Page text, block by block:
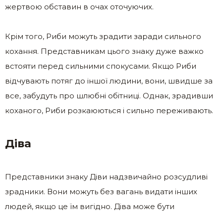
жертвою обставин в очах оточуючих.
Крім того, Риби можуть зрадити заради сильного
кохання. Представникам цього знаку дуже важко
встояти перед сильними спокусами. Якщо Риби
відчувають потяг до іншої людини, вони, швидше за
все, забудуть про шлюбні обітниці. Однак, зрадивши
коханого, Риби розкаюються і сильно переживають.
Діва
Представники знаку Діви надзвичайно розсудливі
зрадники. Вони можуть без вагань видати інших
людей, якщо це їм вигідно. Діва може бути